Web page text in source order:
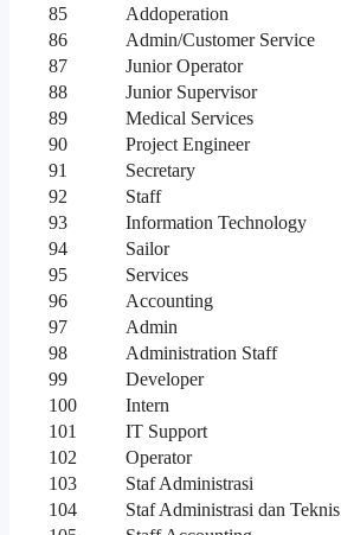
85
Addoperation
86
Admin/Customer Service
87
Junior Operator
88
Junior Supervisor
89
Medical Services
90
Project Engineer
91
Secretary
92
Staff
93
Information Technology
94
Sailor
95
Services
96
Accounting
97
Admin
98
Administration Staff
99
Developer
100
Intern
101
IT Support
102
Operator
103
Staf Administrasi
104
Staf Administrasi dan Teknis